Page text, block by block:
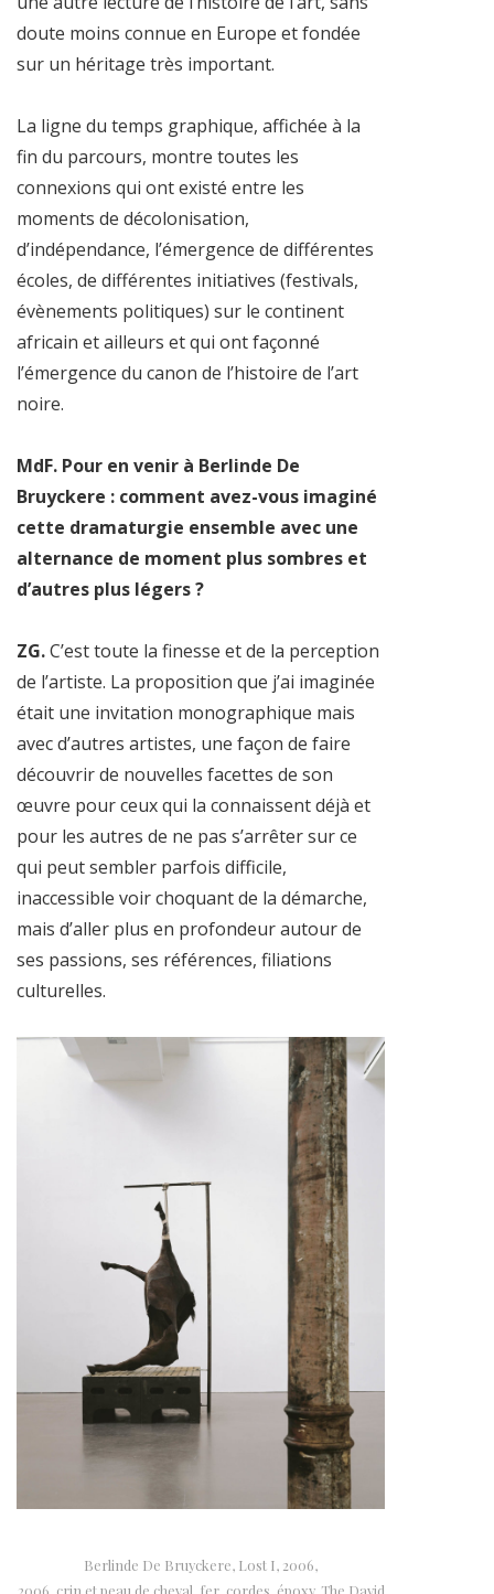
doute moins connue en Europe et fondée
sur un héritage très important.
La ligne du temps graphique, affichée à la
fin du parcours, montre toutes les
connexions qui ont existé entre les
moments de décolonisation,
d’indépendance, l’émergence de différentes
écoles, de différentes initiatives (festivals,
évènements politiques) sur le continent
africain et ailleurs et qui ont façonné
l’émergence du canon de l’histoire de l’art
noire.
MdF. Pour en venir à Berlinde De
Bruyckere : comment avez-vous imaginé
cette dramaturgie ensemble avec une
alternance de moment plus sombres et
d’autres plus légers ?
ZG.C’est toute la finesse et de la perception
de l’artiste. La proposition que j’ai imaginée
était une invitation monographique mais
avec d’autres artistes, une façon de faire
découvrir de nouvelles facettes de son
œuvre pour ceux qui la connaissent déjà et
pour les autres de ne pas s’arrêter sur ce
qui peut sembler parfois difficile,
inaccessible voir choquant de la démarche,
mais d’aller plus en profondeur autour de
ses passions, ses références, filiations
culturelles.
Berlinde De Bruyckere, Lost I, 2006,
2006, crin et peau de cheval, fer, cordes, époxy. The David